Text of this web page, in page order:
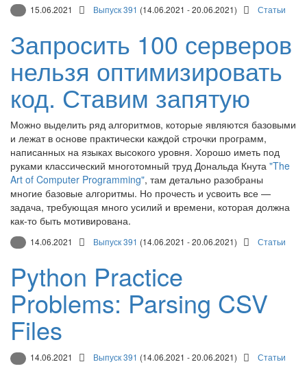
15.06.2021 Выпуск 391 (14.06.2021 - 20.06.2021) Статьи
Запросить 100 серверов
нельзя оптимизировать
код. Ставим запятую
Можно выделить ряд алгоритмов, которые являются базовыми
и лежат в основе практически каждой строчки программ,
написанных на языках высокого уровня. Хорошо иметь под
руками классический многотомный труд Дональда Кнута "The
Art of Computer Programming", там детально разобраны
многие базовые алгоритмы. Но прочесть и усвоить все —
задача, требующая много усилий и времени, которая должна
как-то быть мотивирована.
14.06.2021 Выпуск 391 (14.06.2021 - 20.06.2021) Статьи
Python Practice
Problems: Parsing CSV
Files
14.06.2021 Выпуск 391 (14.06.2021 - 20.06.2021) Статьи